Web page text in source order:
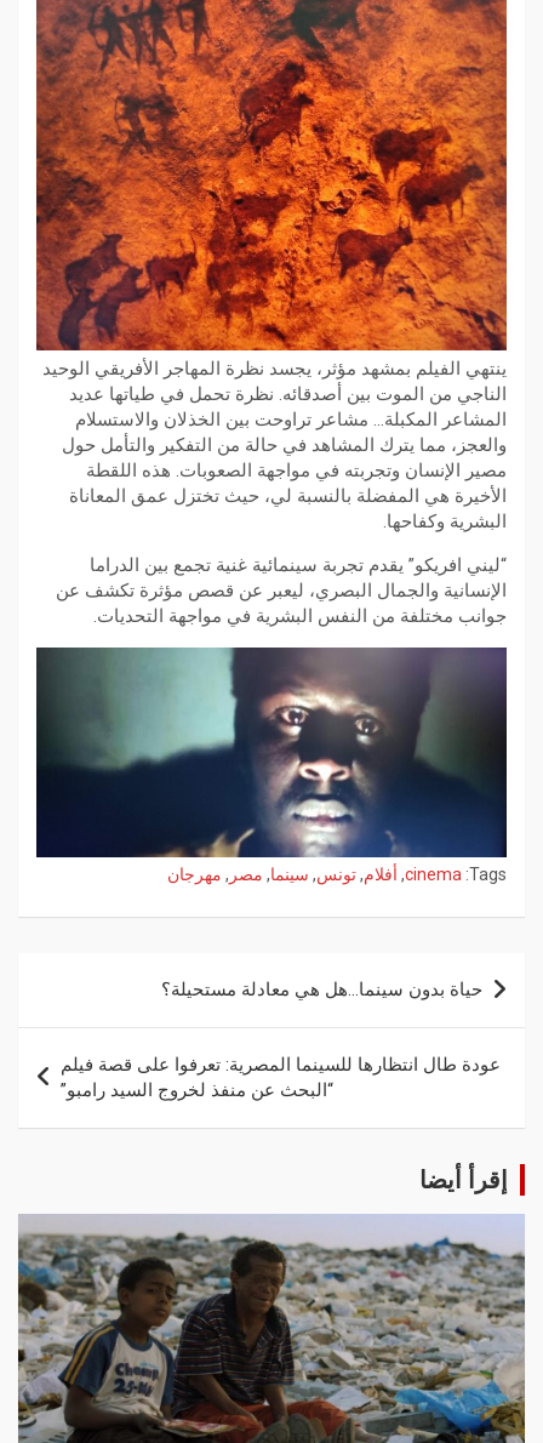
ينتهي الفيلم بمشهد مؤثر، يجسد نظرة المهاجر الأفريقي الوحيد
الناجي من الموت بين أصدقائه. نظرة تحمل في طياتها عديد
المشاعر المكبلة… مشاعر تراوحت بين الخذلان والاستسلام
والعجز، مما يترك المشاهد في حالة من التفكير والتأمل حول
مصير الإنسان وتجربته في مواجهة الصعوبات. هذه اللقطة
الأخيرة هي المفضلة بالنسبة لي، حيث تختزل عمق المعاناة
البشرية وكفاحها.
“ليني افريكو” يقدم تجربة سينمائية غنية تجمع بين الدراما
الإنسانية والجمال البصري، ليعبر عن قصص مؤثرة تكشف عن
جوانب مختلفة من النفس البشرية في مواجهة التحديات.
Tags:
cinema
, أفلام,تونس, سينما, مصر , مهرجان
حياة بدون سينما…هل هي معادلة مستحيلة؟
عودة طال انتظارها للسينما المصرية: تعرفوا على قصة فيلم
“البحث عن منفذ لخروج السيد رامبو”
إقرأ أيضا